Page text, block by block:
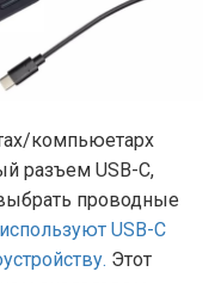
компьюетарх
разъем USB-C,
проводные
USB-C
Этот